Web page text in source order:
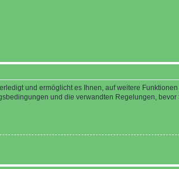
und ermöglicht es Ihnen, auf weitere
und die verwandten Regelungen, bevor